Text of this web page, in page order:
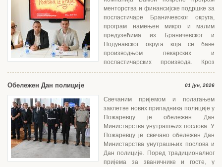
менторства и финансијске подршке за
посластичаре Браничевског округа,
програм намењен микро и малим
предузећима из Браничевског и
Подунавског округа која се баве
производњом пекарских и
посластичарских производа. Кроз
едукацију, менторски рад и финансијску подршку укупне вредности 5.000
Обележен Дан полиције 01 јун, 2026
Свечаним пријемом и полагањем
заклетве нових припадника полиције у
Пожаревцу је обележен Дан
Министарства унутрашњих послова. У
Пожаревцу је свечано обележен Дан
Министарства унутрашњих послова и
Дан полиције. Поред традиционалног
пријема за званичнике и госте, у